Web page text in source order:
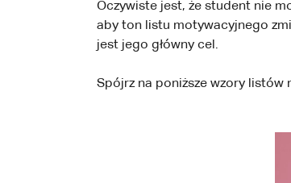
Oczywiste jest, że student nie
aby ton listu motywacyjnego
jest jego główny cel.
Spójrz na poniższe wzory